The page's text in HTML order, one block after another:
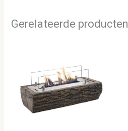
Gerelateerde producten